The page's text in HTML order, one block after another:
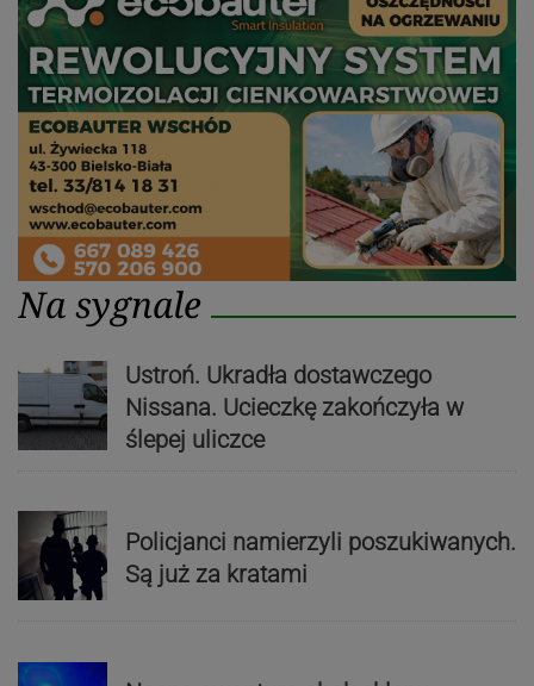
Na sygnale
Ustroń. Ukradła dostawczego
Nissana. Ucieczkę zakończyła w
ślepej uliczce
Policjanci namierzyli poszukiwanych.
Są już za kratami